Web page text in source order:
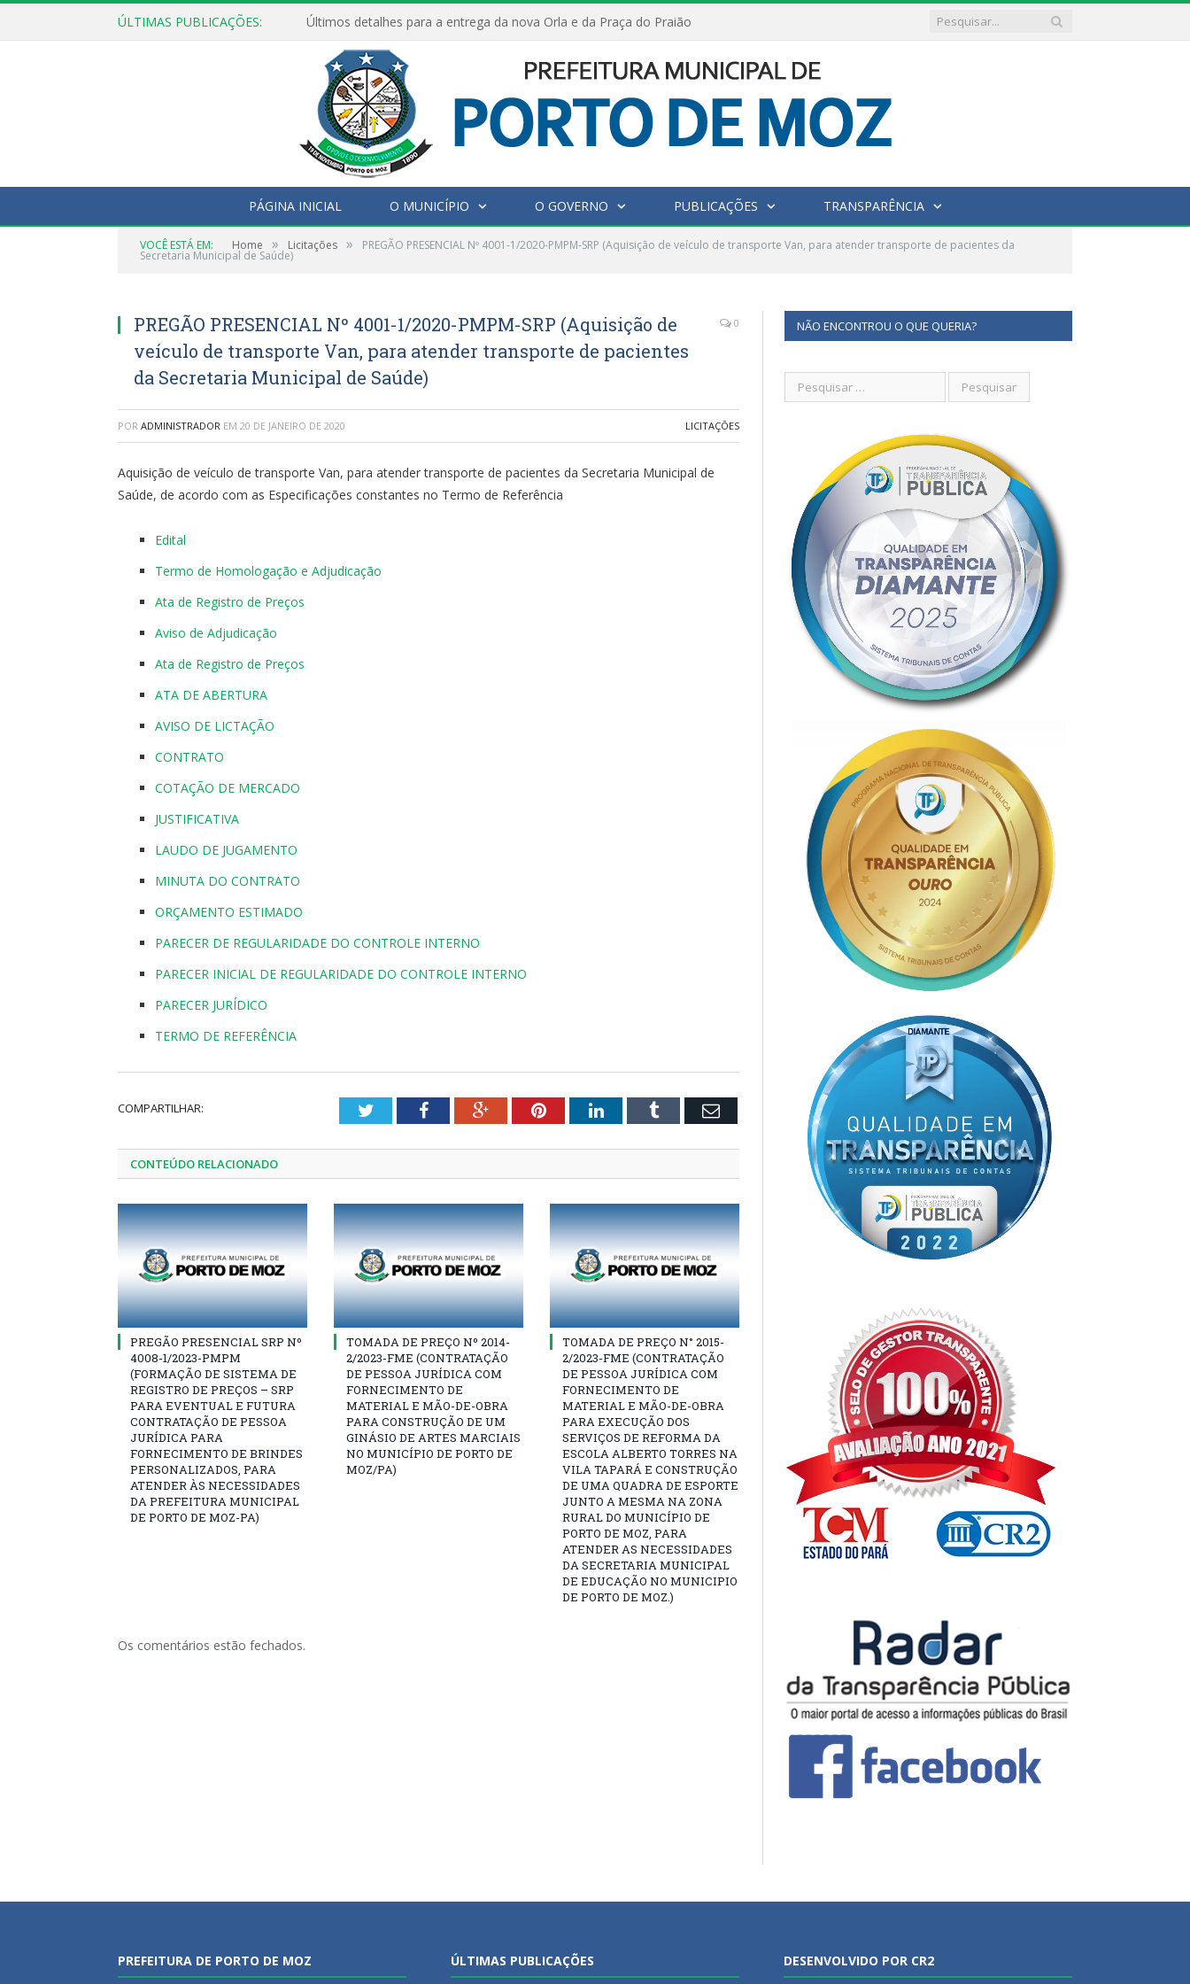
ÚLTIMAS PUBLICAÇÕES: Últimos detalhes para a entrega da nova Orla e da Praça do Praião
PÁGINA INICIAL O MUNICÍPIO O GOVERNO PUBLICAÇÕES TRANSPARÊNCIA
VOCÊ ESTÁ EM: Home » Licitações » PREGÃO PRESENCIAL Nº 4001-1/2020-PMPM-SRP (Aquisição de veículo de transporte Van, para atender transporte de pacientes da
Secretaria Municipal de Saúde)
PREGÃO PRESENCIAL Nº 4001-1/2020-PMPM-SRP (Aquisição de
veículo de transporte Van, para atender transporte de pacientes
da Secretaria Municipal de Saúde)
0
POR ADMINISTRADOR EM 20 DE JANEIRO DE 2020 LICITAÇÕES
Aquisição de veículo de transporte Van, para atender transporte de pacientes da Secretaria Municipal de
Saúde, de acordo com as Especificações constantes no Termo de Referência
Edital
Termo de Homologação e Adjudicação
Ata de Registro de Preços
Aviso de Adjudicação
Ata de Registro de Preços
ATA DE ABERTURA
AVISO DE LICTAÇÃO
CONTRATO
COTAÇÃO DE MERCADO
JUSTIFICATIVA
LAUDO DE JUGAMENTO
MINUTA DO CONTRATO
ORÇAMENTO ESTIMADO
PARECER DE REGULARIDADE DO CONTROLE INTERNO
PARECER INICIAL DE REGULARIDADE DO CONTROLE INTERNO
PARECER JURÍDICO
TERMO DE REFERÊNCIA
COMPARTILHAR: TwitterFacebookGoogle+PinterestLinkedInTumblr Email
CONTEÚDO RELACIONADO
PREGÃO PRESENCIAL SRP Nº
4008-1/2023-PMPM
(FORMAÇÃO DE SISTEMA DE
REGISTRO DE PREÇOS – SRP
PARA EVENTUAL E FUTURA
CONTRATAÇÃO DE PESSOA
JURÍDICA PARA
FORNECIMENTO DE BRINDES
PERSONALIZADOS, PARA
ATENDER ÀS NECESSIDADES
DA PREFEITURA MUNICIPAL
DE PORTO DE MOZ-PA)
TOMADA DE PREÇO Nº 2014-
2/2023-FME (CONTRATAÇÃO
DE PESSOA JURÍDICA COM
FORNECIMENTO DE
MATERIAL E MÃO-DE-OBRA
PARA CONSTRUÇÃO DE UM
GINÁSIO DE ARTES MARCIAIS
NO MUNICÍPIO DE PORTO DE
MOZ/PA)
TOMADA DE PREÇO N° 2015-
2/2023-FME (CONTRATAÇÃO
DE PESSOA JURÍDICA COM
FORNECIMENTO DE
MATERIAL E MÃO-DE-OBRA
PARA EXECUÇÃO DOS
SERVIÇOS DE REFORMA DA
ESCOLA ALBERTO TORRES NA
VILA TAPARÁ E CONSTRUÇÃO
DE UMA QUADRA DE ESPORTE
JUNTO A MESMA NA ZONA
RURAL DO MUNICÍPIO DE
PORTO DE MOZ, PARA
ATENDER AS NECESSIDADES
DA SECRETARIA MUNICIPAL
DE EDUCAÇÃO NO MUNICIPIO
DE PORTO DE MOZ.)
Os comentários estão fechados.
NÃO ENCONTROU O QUE QUERIA?
PREFEITURA DE PORTO DE MOZ ÚLTIMAS PUBLICAÇÕES DESENVOLVIDO POR CR2